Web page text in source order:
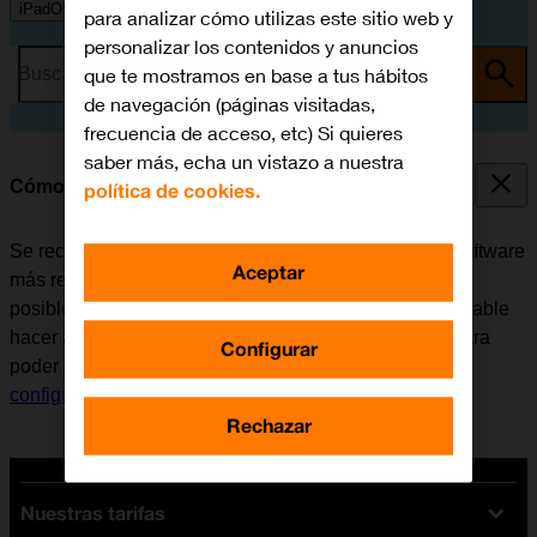
iPadOS 18
Busca por problema o tema
Cómo actualizar el software de la tablet
Se recomienda actualizar la tablet con la versión de software
más reciente ya que el fabricante suele ir corrigiendo
posibles errores de versiones anteriores. Es recomendable
hacer antes una copia de seguridad de la memoria. Para
poder actualizar el software de la tablet, es necesario
configurar la tablet para internet.
Nuestras tarifas
para analizar cómo utilizas este sitio web y
personalizar los contenidos y anuncios
que te mostramos en base a tus hábitos
de navegación (páginas visitadas,
frecuencia de acceso, etc) Si quieres
saber más, echa un vistazo a nuestra
política de cookies.
Configurar
Rechazar
Aceptar